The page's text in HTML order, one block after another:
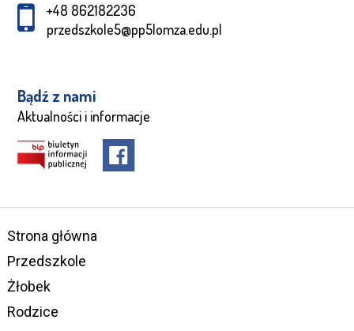
+48 862182236
przedszkole5@pp5lomza.edu.pl
Bądź z nami
Aktualności i informacje
Strona główna
Przedszkole
Żłobek
Rodzice